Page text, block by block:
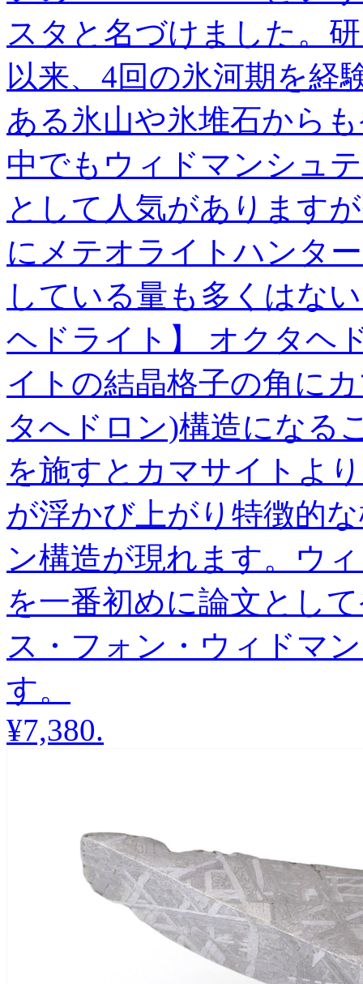
スタと名づけました。
以来、4回の氷河期を経
ある氷山や氷堆石から
中でもウィドマンシュ
として人気があります
にメテオライトハンタ
している量も多くはな
ヘドライト】 オクタヘ
イトの結晶格子の角に
タへドロン)構造になる
を施すとカマサイトよ
が浮かび上がり特徴的
ン構造が現れます。ウ
を一番初めに論文とし
ス・フォン・ウィドマ
す。
¥7,380.